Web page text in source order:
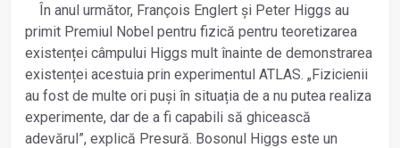
În anul următor, François Englert și Peter Higgs au
primit Premiul Nobel pentru fizică pentru teoretizarea
existenței câmpului Higgs mult înainte de demonstrarea
existenței acestuia prin experimentul ATLAS. „Fizicienii
au fost de multe ori puși în situația de a nu putea realiza
experimente, dar de a fi capabili să ghicească
adevărul”, explică Presură. Bosonul Higgs este un